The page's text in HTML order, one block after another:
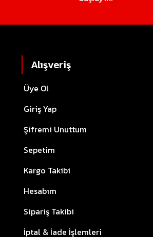
Alışveriş
Üye Ol
Giriş Yap
Şifremi Unuttum
Sepetim
Kargo Takibi
Hesabım
Sipariş Takibi
İptal & İade İşlemleri